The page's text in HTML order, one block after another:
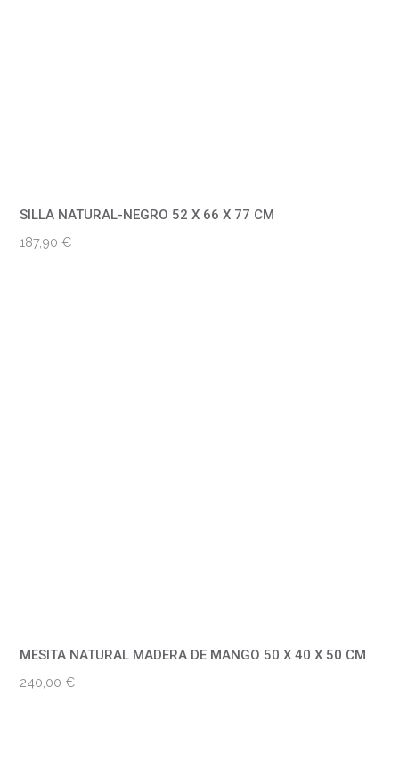
SILLA NATURAL-NEGRO 52 X 66 X 77 CM
187,90€
MESITA NATURAL MADERA DE MANGO 50 X 40 X 50 CM
240,00€